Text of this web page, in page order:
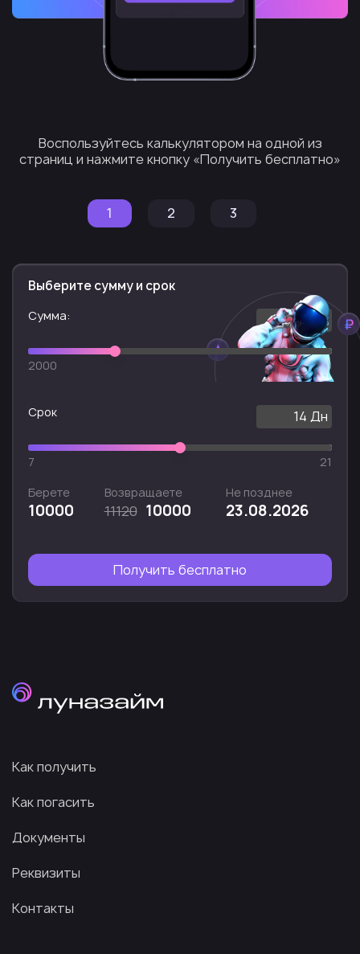
Воспользуйтесь калькулятором на одной из
страниц и нажмите кнопку «Получить бесплатно»
1 2 3
Выберите сумму и срок
Cумма: 10000p.
2000 30000
Срок 14 Дн
7
21
Берете
10000
Возвращаете
11120 10000
Не позднее
23.08.2026
Получить бесплатно
Как получить
Как погасить
Документы
Реквизиты
Контакты